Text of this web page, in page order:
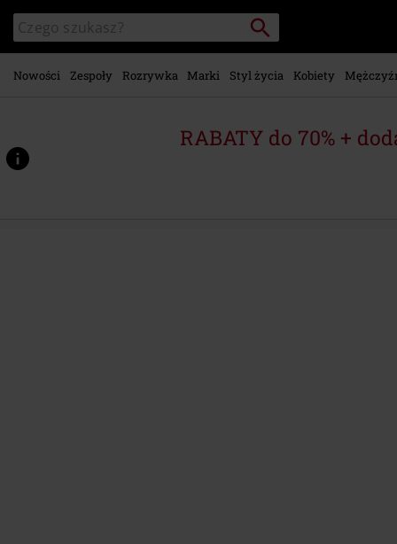
głównej
zawartości
Wyszukaj
katalog
Szukaj
Nowości Zespoły Rozrywka Marki Styl życia Kobiety
RABATY do 70% +